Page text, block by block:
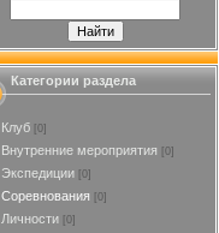
Категории раздела
Клуб [0]
Внутренние мероприятия [0]
Экспедиции [0]
Соревнования [0]
Личности [0]